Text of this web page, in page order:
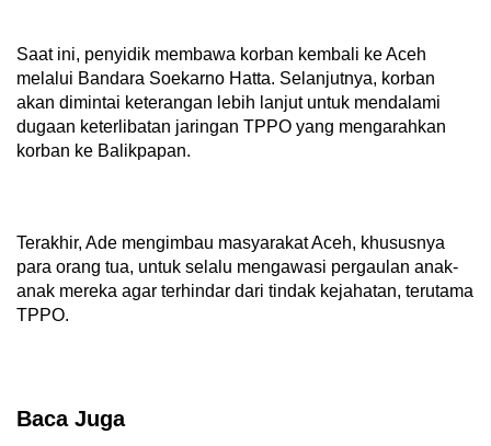
Saat ini, penyidik membawa korban kembali ke Aceh
melalui Bandara Soekarno Hatta. Selanjutnya, korban
akan dimintai keterangan lebih lanjut untuk mendalami
dugaan keterlibatan jaringan TPPO yang mengarahkan
korban ke Balikpapan.
Terakhir, Ade mengimbau masyarakat Aceh, khususnya
para orang tua, untuk selalu mengawasi pergaulan anak-
anak mereka agar terhindar dari tindak kejahatan, terutama
TPPO.
Baca Juga